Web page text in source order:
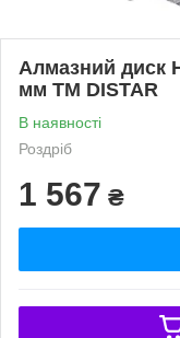
Алмазний диск
мм ТМ DISTAR
В наявності
Роздріб
1 567 ₴